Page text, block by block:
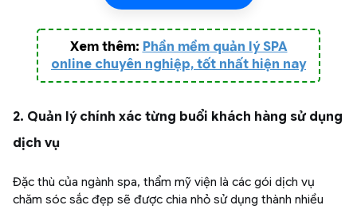
Xem thêm: Phần mềm quản lý SPA
online chuyên nghiệp, tốt nhất hiện nay
2. Quản lý chính xác từng buổi khách hàng sử dụng
dịch vụ
Đặc thù của ngành spa, thẩm mỹ viện là các gói dịch vụ
chăm sóc sắc đẹp sẽ được chia nhỏ sử dụng thành nhiều